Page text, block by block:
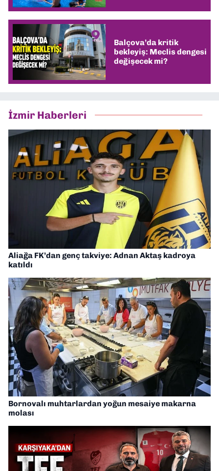
Balçova’da kritik
bekleyiş: Meclis dengesi
değişecek mi?
İzmir Haberleri
Aliağa FK’dan genç takviye: Adnan Aktaş kadroya
katıldı
Bornovalı muhtarlardan yoğun mesaiye makarna
molası